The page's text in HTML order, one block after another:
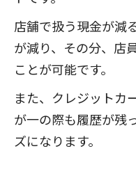
店舗で扱う現金が減
が減り、その分、店
ことが可能です。
また、クレジットカ
が一の際も履歴が残
ズになります。